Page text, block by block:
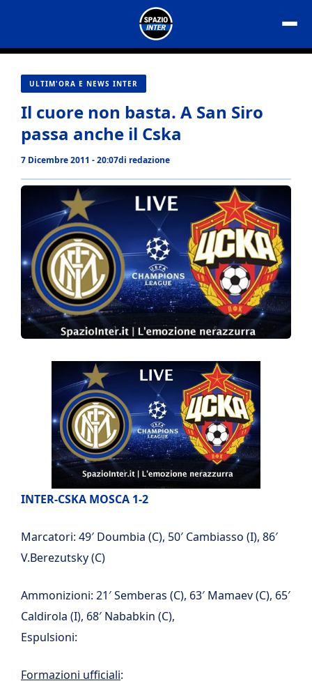
contenuto
ULTIM'ORA E NEWS INTER
Il cuore non basta. A San Siro
passa anche il Cska
7 Dicembre 2011 - 20:07di redazione
INTER-CSKA MOSCA 1-2
Marcatori: 49′ Doumbia (C), 50′ Cambiasso (I), 86′
V.Berezutsky (C)
Ammonizioni: 21′ Semberas (C), 63′ Mamaev (C), 65′
Caldirola (I), 68′ Nababkin (C),
Espulsioni:
Formazioni ufficiali: